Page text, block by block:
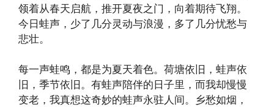
领着从春天启航，推开夏夜之门，向着期待飞翔。
今日蛙声，少了几分灵动与浪漫，多了几分忧愁与
悲壮。
每一声蛙鸣，都是为夏天着色。荷塘依旧，蛙声依
旧，季节依旧。有蛙声陪伴的日子里，而我却慢慢
变老，我真想这奇妙的蛙声永驻人间。乡愁如烟，